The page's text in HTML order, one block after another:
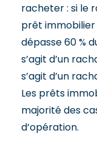
racheter : si le
prêt
dépasse 60 %
s’agit d’un
s’agit d’un
Les prêts
majorité des
d’opération.